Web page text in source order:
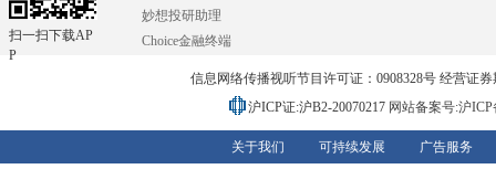
扫一扫下载AP
P
妙想投研助理
Choice金融终端
信息网络传播视听节目许可证：0908328号 经营证
沪ICP证:沪B2-20070217 网站备案号:沪
关于我们 可持续发展 广告服务